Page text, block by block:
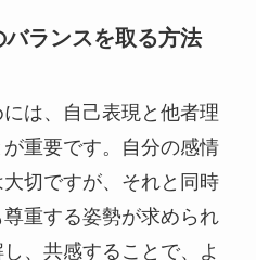
ランスを取る方法
は、自己表現と他者理
重要です。自分の感情
切ですが、それと同時
重する姿勢が求められ
、共感することで、よ